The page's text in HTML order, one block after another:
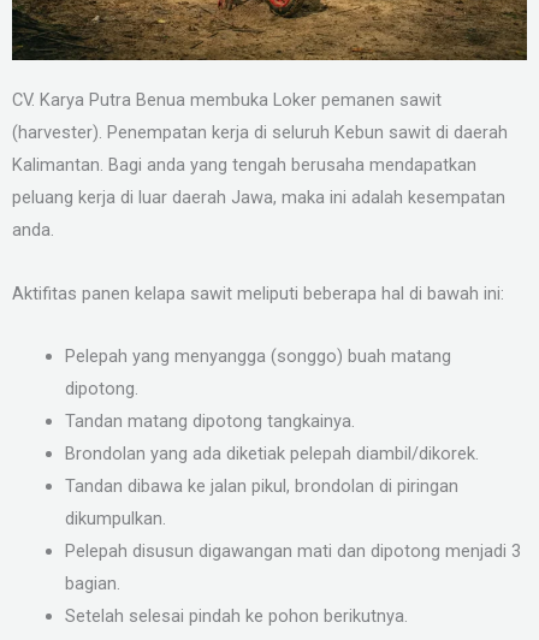
CV. Karya Putra Benua membuka Loker pemanen sawit
(harvester). Penempatan kerja di seluruh Kebun sawit di daerah
Kalimantan. Bagi anda yang tengah berusaha mendapatkan
peluang kerja di luar daerah Jawa, maka ini adalah kesempatan
anda.
Aktifitas panen kelapa sawit meliputi beberapa hal di bawah ini:
Pelepah yang menyangga (songgo) buah matang
dipotong.
Tandan matang dipotong tangkainya.
Brondolan yang ada diketiak pelepah diambil/dikorek.
Tandan dibawa ke jalan pikul, brondolan di piringan
dikumpulkan.
Pelepah disusun digawangan mati dan dipotong menjadi 3
bagian.
Setelah selesai pindah ke pohon berikutnya.